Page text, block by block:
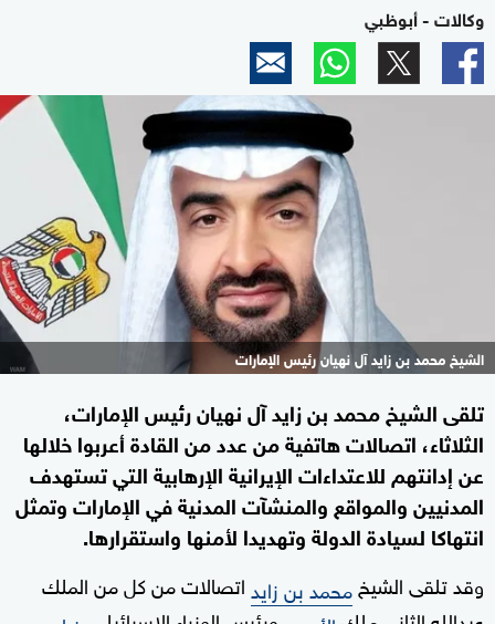
وكالات - أبوظبي
الشيخ محمد بن زايد آل نهيان رئيس الإمارات
تلقى الشيخ محمد بن زايد آل نهيان رئيس الإمارات،
الثلاثاء، اتصالات هاتفية من عدد من القادة أعربوا خلالها
عن إدانتهم للاعتداءات الإيرانية الإرهابية التي تستهدف
المدنيين والمواقع والمنشآت المدنية في الإمارات وتمثل
انتهاكا لسيادة الدولة وتهديدا لأمنها واستقرارها.
وقد تلقى الشيخمحمد بن زايداتصالات من كل من الملك